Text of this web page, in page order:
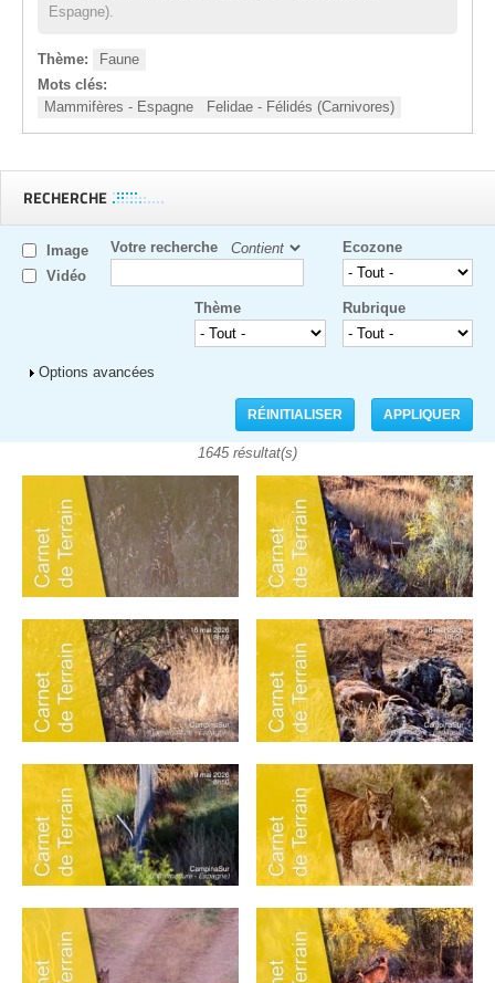
Espagne).
Thème:
Faune
Mots clés:
Mammifères - Espagne
Felidae - Félidés (Carnivores)
RECHERCHE
Image
Vidéo
Votre recherche Ecozone
Rubrique
Thème
Afficher
Options avancées
1645 résultat(s)
Pages